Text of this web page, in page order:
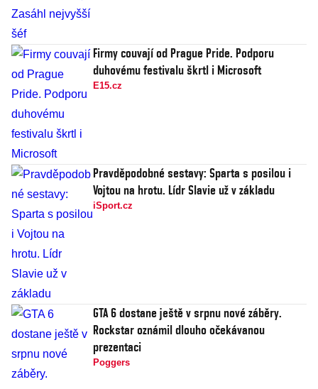
Firmy couvají od Prague Pride. Podporu
duhovému festivalu škrtl i Microsoft
E15.cz
Pravděpodobné sestavy: Sparta s posilou i
Vojtou na hrotu. Lídr Slavie už v základu
iSport.cz
GTA 6 dostane ještě v srpnu nové záběry.
Rockstar oznámil dlouho očekávanou
prezentaci
Poggers